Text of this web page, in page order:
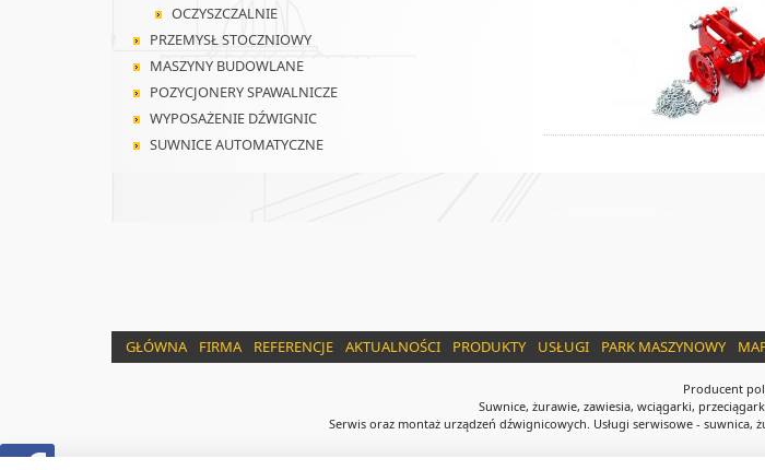
OCZYSZCZALNIE
PRZEMYSŁ STOCZNIOWY
MASZYNY BUDOWLANE
POZYCJONERY SPAWALNICZE
WYPOSAŻENIE DŹWIGNIC
SUWNICE AUTOMATYCZNE
GŁÓWNA FIRMA REFERENCJE AKTUALNOŚCI PRODUKTY USŁUGI PARK MASZYNOWY
Producent
Suwnice, żurawie, zawiesia, wciągarki,
Serwis oraz montaż urządzeń dźwignicowych. Usługi serwisowe -